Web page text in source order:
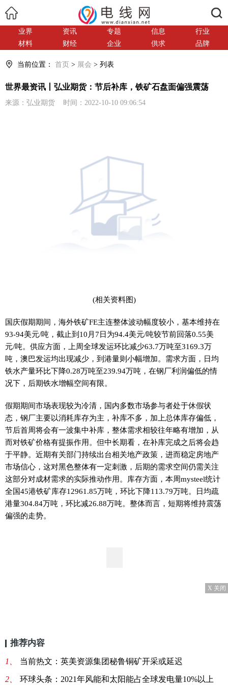
业界 资讯 专题 信息
行业
材料
财经 企业 供求 品牌
当前位置： 首页 > 展会 > 列表
世界最资讯丨弘业期货：节后补库，铁矿石盘面偏强震荡
来源：弘业期货 时间：2022-10-10 09:06:54
(相关资料图)
国庆假期期间，海外铁矿FE主连整体波动幅度较小，基本维持在
93-94美元/吨，截止到10月7日为94.4美元/吨较节前回落0.55美
元/吨。供应方面，上周全球发运环比减少63.7万吨至3169.3万
吨，澳巴发运均出现减少，到港量则小幅增加。需求方面，日均
铁水产量环比下降0.28万吨至239.94万吨，在钢厂利润偏低的情
况下，后期铁水增幅空间有限。
假期期间市场表现较为冷清，国内多数市场参与者处于休假状
态，钢厂主要以消耗库存为主，补库不多，加上总体库存偏低，
节后首周将会有一波集中补库，整体需求相较往年略有增加，从
而对铁矿价格有提振作用。但中长期看，在补库完成之后将会趋
于平静。近期有关部门持续出台相关地产政策，进而稳定房地产
市场信心，这对黑色整体有一定刺激，后期的需求空间仍需关注
这部分对成材需求的实际推动作用。库存方面，本周mysteel统计
全国45港铁矿库存12961.85万吨，环比下降113.79万吨。日均疏
港量304.84万吨，环比减26.88万吨。整体而言，短期将维持震荡
偏强的走势。
X 关闭
推荐内容
1、 当前热文：英美资源集团秘鲁铜矿开采或延迟
2、 环球头条：2021年风能和太阳能占全球发电量10%以上